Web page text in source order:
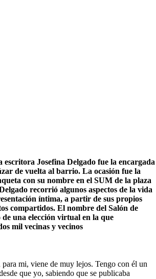
escritora Josefina Delgado fue la encargada
de vuelta al barrio. La ocasión fue la
con su nombre en el SUM de la plaza
recorrió algunos aspectos de la vida
íntima, a partir de sus propios
compartidos. El nombre del Salón de
una elección virtual en la que
mil vecinas y vecinos
mi, viene de muy lejos. Tengo con él un
que yo, sabiendo que se publicaba